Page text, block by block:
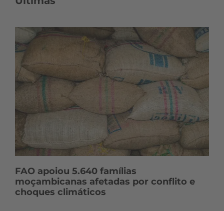
FAO apoiou 5.640 famílias
moçambicanas afetadas por conflito e
choques climáticos